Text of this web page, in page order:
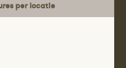
per locatie